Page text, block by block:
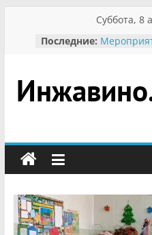
содержимому
Суббота, 8
Последние:
В
сельский
портал